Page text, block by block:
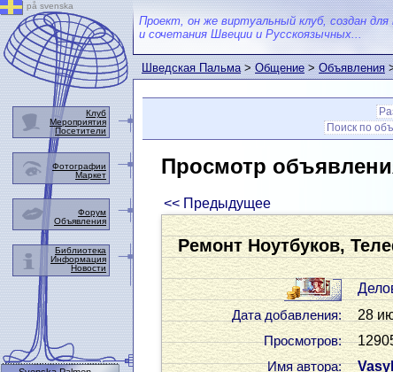
Проект, он же виртуальный клуб, создан для
и сочетания Швеции и Русскоязычных...
Шведская Пальма>Общение>Объявления
Поиск по
Просмотр
<< Предыдущее
Ремонт Ноутбуков,
Дата добавления: 28
Просмотров:
Имя автора:
på svenska
Клуб
Мероприятия
Посетители
Фотографии
Маркет
Форум
Объявления
Библиотека
Информация
Новости